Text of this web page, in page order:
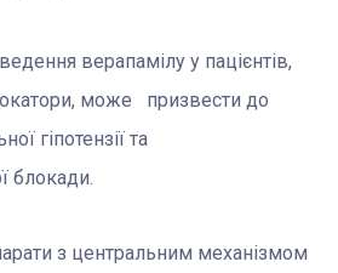
верапамілу у пацієнтів,
може призвести до
гіпотензії та
блокади.
з центральним механізмом